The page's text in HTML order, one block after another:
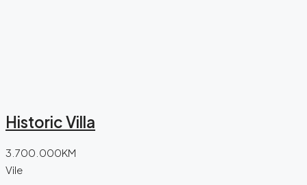
Historic Villa
3.700.000KM
Vile